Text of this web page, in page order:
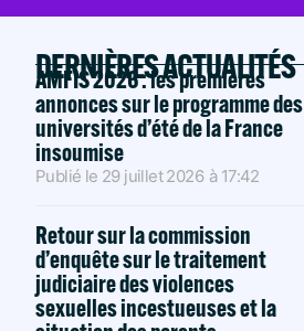
DERNIÈRES ACTUALITÉS
AMFIS 2026 : les premières
annonces sur le programme des
universités d’été de la France
insoumise
Publié le 29 juillet 2026 à 17:42
Retour sur la commission
d’enquête sur le traitement
judiciaire des violences
sexuelles incestueuses et la